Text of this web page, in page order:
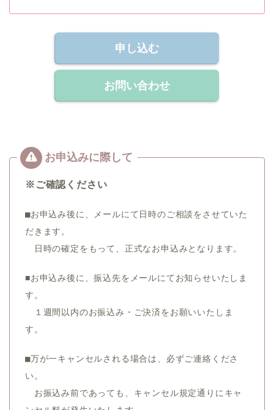
申し込む
お問い合わせ
※ご確認ください
■お申込み後に、メールにて日時のご相談をさせていた
だきます。
日時の確定をもって、正式なお申込みとなります。
■お申込み後に、振込先をメールにてお知らせいたしま
す。
１週間以内のお振込み・ご決済をお願いいたしま
す。
■万が一キャンセルされる場合は、 必ずご連絡くださ
い。
お振込み前であっても、キャンセル規定通りにキャ